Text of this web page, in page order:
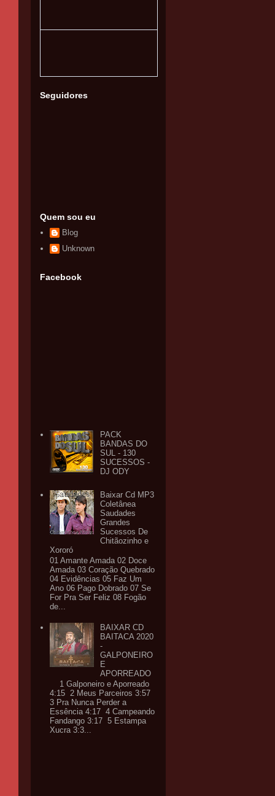
Seguidores
Quem sou eu
Blog
Unknown
Facebook
PACK
BANDAS DO
SUL - 130
SUCESSOS -
DJ ODY
Baixar Cd MP3
Coletânea
Saudades
Grandes
Sucessos De
Chitãozinho e
Xororó
01 Amante Amada 02 Doce
Amada 03 Coração Quebrado
04 Evidências 05 Faz Um
Ano 06 Pago Dobrado 07 Se
For Pra Ser Feliz 08 Fogão
de...
BAIXAR CD
BAITACA 2020
-
GALPONEIRO
E
APORREADO
1 Galponeiro e Aporreado
4:15 2 Meus Parceiros 3:57
3 Pra Nunca Perder a
Essência 4:17 4 Campeando
Fandango 3:17 5 Estampa
Xucra 3:3...